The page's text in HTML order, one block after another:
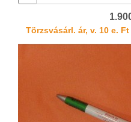
Törzsvásárl. ár, v. 10 e.